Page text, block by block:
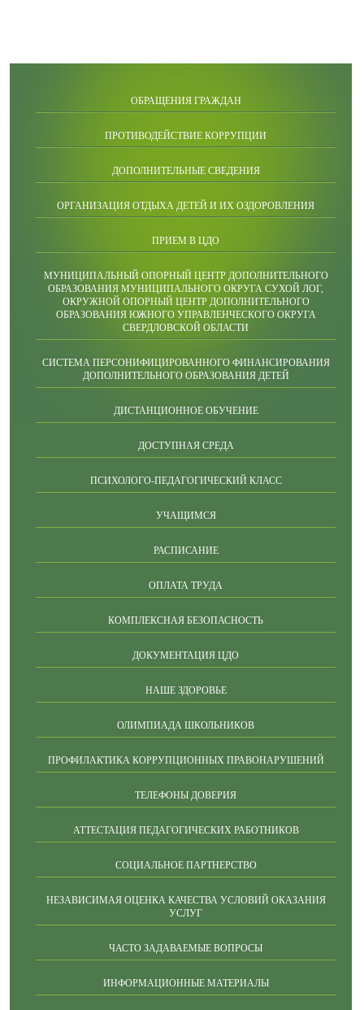
ОБРАЩЕНИЯ ГРАЖДАН
ПРОТИВОДЕЙСТВИЕ КОРРУПЦИИ
ДОПОЛНИТЕЛЬНЫЕ СВЕДЕНИЯ
ОРГАНИЗАЦИЯ ОТДЫХА ДЕТЕЙ И ИХ ОЗДОРОВЛЕНИЯ
ПРИЕМ В ЦДО
МУНИЦИПАЛЬНЫЙ ОПОРНЫЙ ЦЕНТР ДОПОЛНИТЕЛЬНОГО
ОБРАЗОВАНИЯ МУНИЦИПАЛЬНОГО ОКРУГА СУХОЙ ЛОГ,
ОКРУЖНОЙ ОПОРНЫЙ ЦЕНТР ДОПОЛНИТЕЛЬНОГО
ОБРАЗОВАНИЯ ЮЖНОГО УПРАВЛЕНЧЕСКОГО ОКРУГА
СВЕРДЛОВСКОЙ ОБЛАСТИ
СИСТЕМА ПЕРСОНИФИЦИРОВАННОГО ФИНАНСИРОВАНИЯ
ДОПОЛНИТЕЛЬНОГО ОБРАЗОВАНИЯ ДЕТЕЙ
ДИСТАНЦИОННОЕ ОБУЧЕНИЕ
ДОСТУПНАЯ СРЕДА
ПСИХОЛОГО-ПЕДАГОГИЧЕСКИЙ КЛАСС
УЧАЩИМСЯ
РАСПИСАНИЕ
ОПЛАТА ТРУДА
КОМПЛЕКСНАЯ БЕЗОПАСНОСТЬ
ДОКУМЕНТАЦИЯ ЦДО
НАШЕ ЗДОРОВЬЕ
ОЛИМПИАДА ШКОЛЬНИКОВ
ПРОФИЛАКТИКА КОРРУПЦИОННЫХ ПРАВОНАРУШЕНИЙ
ТЕЛЕФОНЫ ДОВЕРИЯ
АТТЕСТАЦИЯ ПЕДАГОГИЧЕСКИХ РАБОТНИКОВ
СОЦИАЛЬНОЕ ПАРТНЕРСТВО
НЕЗАВИСИМАЯ ОЦЕНКА КАЧЕСТВА УСЛОВИЙ ОКАЗАНИЯ
УСЛУГ
ЧАСТО ЗАДАВАЕМЫЕ ВОПРОСЫ
ИНФОРМАЦИОННЫЕ МАТЕРИАЛЫ